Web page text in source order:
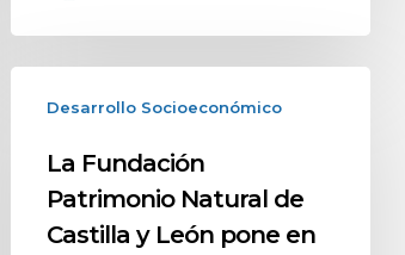
Desarrollo Socioeconómico
La Fundación
Patrimonio Natural de
Castilla y León pone en